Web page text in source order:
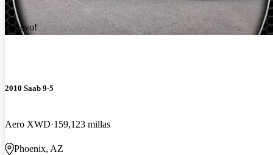
¡Nuevo!
2010 Saab 9-5
Aero XWD 159,123 millas
Phoenix, AZ